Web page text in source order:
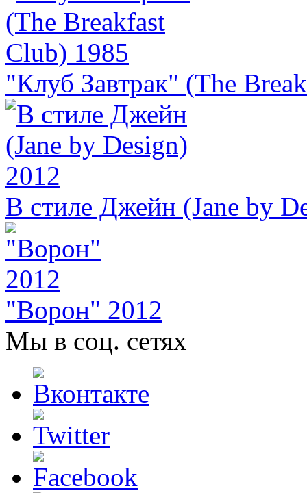
"Клуб Завтрак" (The
В стиле Джейн (Jane by
"Ворон" 2012
Мы в соц. сетях